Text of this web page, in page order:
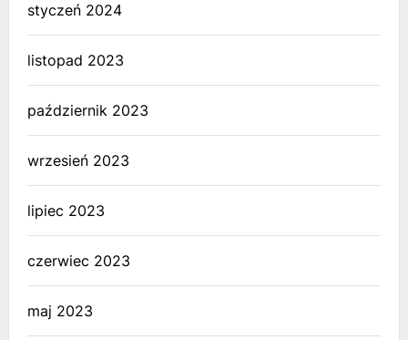
styczeń 2024
listopad 2023
październik 2023
wrzesień 2023
lipiec 2023
czerwiec 2023
maj 2023